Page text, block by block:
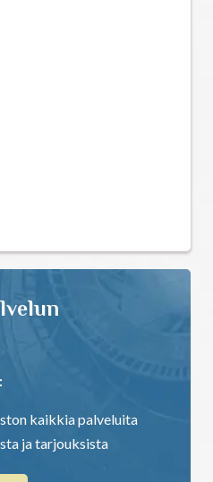
kaikkia palveluita
ja tarjouksista